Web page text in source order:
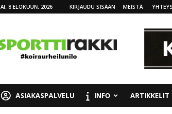
8 ELOKUUN, 2026 KIRJAUDU SISÄÄN MEISTÄ
ASIAKASPALVELU INFO ARTIKKELIT